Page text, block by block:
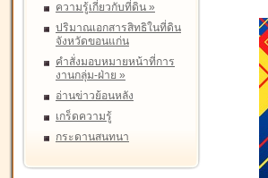
ความรู้เกี่ยวกับที่ดิน »
ปริมาณเอกสารสิทธิในที่ดิน
จังหวัดขอนแก่น
คำสั่งมอบหมายหน้าที่การ
งานกลุ่ม-ฝ่าย »
อ่านข่าวย้อนหลัง
เกร็ดความรู้
กระดานสนทนา